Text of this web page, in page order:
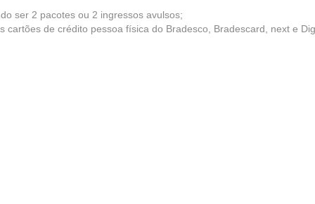
ser 2 pacotes ou 2 ingressos avulsos;
cartões de crédito pessoa física do Bradesco, Bradescard, next e